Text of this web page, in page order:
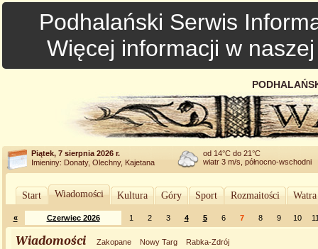
Podhalański Serwis
Więcej informacji w
Piątek, 7 sierpnia 2026 r.
Imieniny: Donaty, Olechny, Kajetana
od 14°C do 21°C
wiatr 3 m/s, północno-wschodni
Start Wiadomości Kultura Góry Sport Rozmaitości
« Czerwiec 2026 1 2 3 4 5 6 7 8 9 10
Wiadomości Zakopane Nowy Targ Rabka-Zdrój